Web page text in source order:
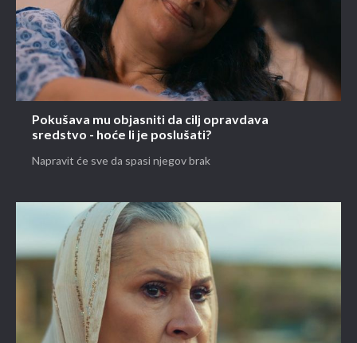
Pokušava mu objasniti da cilj opravdava
sredstvo - hoće li je poslušati?
Napravit će sve da spasi njegov brak